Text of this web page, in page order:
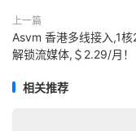
上一篇
Asvm 香港多线接入,1核
解锁流媒体,＄2.29/月！
相关推荐